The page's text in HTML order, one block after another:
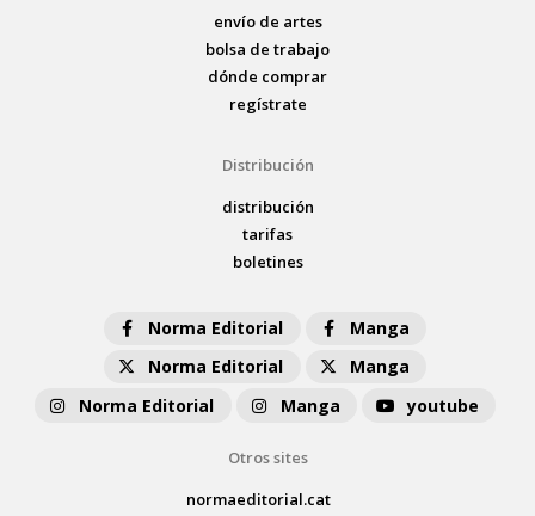
envío de artes
bolsa de trabajo
dónde comprar
regístrate
Distribución
distribución
tarifas
boletines
Norma Editorial
Manga
Norma Editorial
Manga
Norma Editorial
Manga youtube
Otros sites
normaeditorial.cat